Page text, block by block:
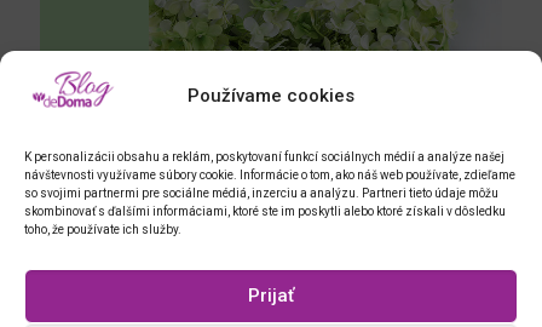
Používame cookies
K personalizácii obsahu a reklám, poskytovaní funkcí sociálnych médií a analýze našej
návštevnosti využívame súbory cookie. Informácie o tom, ako náš web používate, zdieľame
so svojimi partnermi pre sociálne médiá, inzerciu a analýzu. Partneri tieto údaje môžu
skombinovať s ďalšími informáciami, ktoré ste im poskytli alebo ktoré získali v dôsledku
toho, že používate ich služby.
Prijať
HORTENZIA, veniec, 34 cm